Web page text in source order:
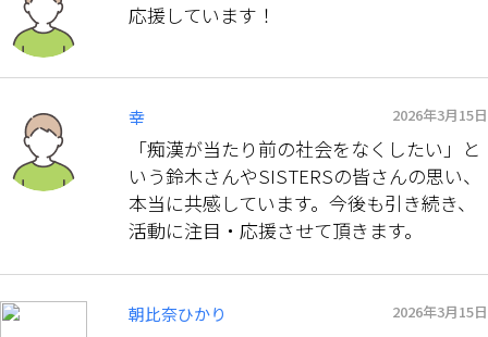
応援しています！
幸 2026年3月15日
「痴漢が当たり前の社会をなくしたい」と
いう鈴木さんやSISTERSの皆さんの思い、
本当に共感しています。今後も引き続き、
活動に注目・応援させて頂きます。
朝比奈ひかり 2026年3月15日